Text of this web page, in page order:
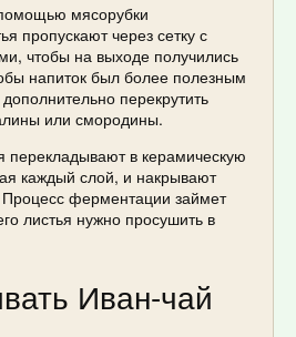
мясорубки
пропускают через сетку с
чтобы на выходе получились
напиток был более полезным
перекрутить
или смородины.
перекладывают в керамическую
каждый слой, и накрывают
ферментации займет
листья нужно просушить в
Иван-чай